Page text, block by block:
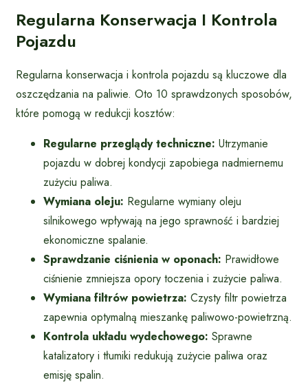
Regularna Konserwacja I Kontrola
Pojazdu
Regularna konserwacja i kontrola pojazdu są kluczowe dla
oszczędzania na paliwie. Oto 10 sprawdzonych sposobów,
które pomogą w redukcji kosztów:
Regularne przeglądy techniczne: Utrzymanie
pojazdu w dobrej kondycji zapobiega nadmiernemu
zużyciu paliwa.
Wymiana oleju: Regularne wymiany oleju
silnikowego wpływają na jego sprawność i bardziej
ekonomiczne spalanie.
Sprawdzanie ciśnienia w oponach: Prawidłowe
ciśnienie zmniejsza opory toczenia i zużycie paliwa.
Wymiana filtrów powietrza: Czysty filtr powietrza
zapewnia optymalną mieszankę paliwowo-powietrzną.
Kontrola układu wydechowego: Sprawne
katalizatory i tłumiki redukują zużycie paliwa oraz
emisję spalin.